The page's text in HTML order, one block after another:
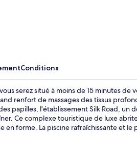
Conditions
serez situé à moins de 15 minutes de
renfort de massages des tissus
papilles, l'établissement Silk Road, un
Ce complexe touristique de luxe
en forme. La piscine rafraîchissante et